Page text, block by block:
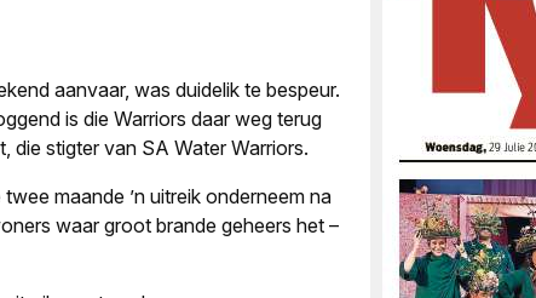
aanvaar, was duidelik te bespeur.
is die Warriors daar weg terug
die stigter van SA Water Warriors.
maande ’n uitreik onderneem na
waar groot brande geheers het –